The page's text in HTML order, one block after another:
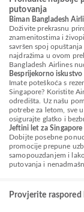
putovanja
Biman Bangladesh
Doživite prekrasnu
znamenitostima i
savršen spoj
najdražima u ovom
Bangladesh Airlines
Besprijekorno
Imate poteškoća s
Singapore? Koristite
odredišta. Uz našu
potrebe za letom, sve
osigurajte glatko i
Jeftini let za Singapore
Dobijte posebne
promocije prepune
samopouzdanjem i
putovanja i
Provjerite raspored